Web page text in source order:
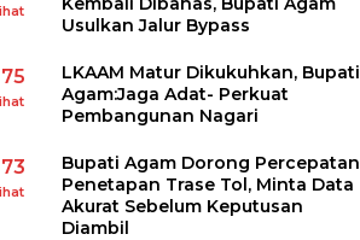
Usulkan Jalur Bypass
LKAAM Matur Dikukuhkan, Bupati
Agam:Jaga Adat- Perkuat
Pembangunan Nagari
Bupati Agam Dorong Percepatan
Penetapan Trase Tol, Minta Data
Akurat Sebelum Keputusan
Diambil